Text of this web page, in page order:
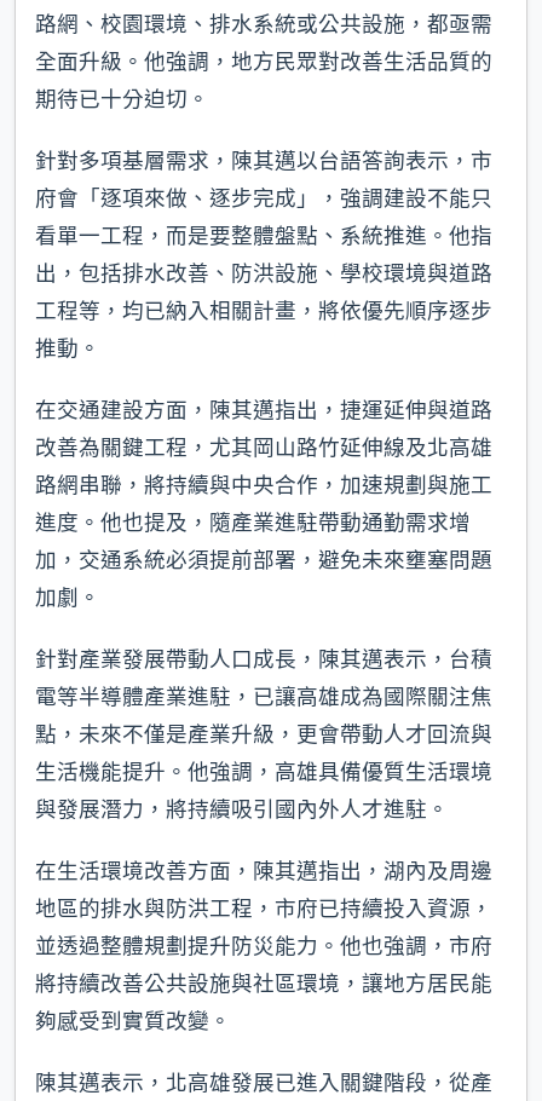
路網、校園環境、排水系統或公共設施，都亟需
全面升級。他強調，地方民眾對改善生活品質的
期待已十分迫切。
針對多項基層需求，陳其邁以台語答詢表示，市
府會「逐項來做、逐步完成」，強調建設不能只
看單一工程，而是要整體盤點、系統推進。他指
出，包括排水改善、防洪設施、學校環境與道路
工程等，均已納入相關計畫，將依優先順序逐步
推動。
在交通建設方面，陳其邁指出，捷運延伸與道路
改善為關鍵工程，尤其岡山路竹延伸線及北高雄
路網串聯，將持續與中央合作，加速規劃與施工
進度。他也提及，隨產業進駐帶動通勤需求增
加，交通系統必須提前部署，避免未來壅塞問題
加劇。
針對產業發展帶動人口成長，陳其邁表示，台積
電等半導體產業進駐，已讓高雄成為國際關注焦
點，未來不僅是產業升級，更會帶動人才回流與
生活機能提升。他強調，高雄具備優質生活環境
與發展潛力，將持續吸引國內外人才進駐。
在生活環境改善方面，陳其邁指出，湖內及周邊
地區的排水與防洪工程，市府已持續投入資源，
並透過整體規劃提升防災能力。他也強調，市府
將持續改善公共設施與社區環境，讓地方居民能
夠感受到實質改變。
陳其邁表示，北高雄發展已進入關鍵階段，從產